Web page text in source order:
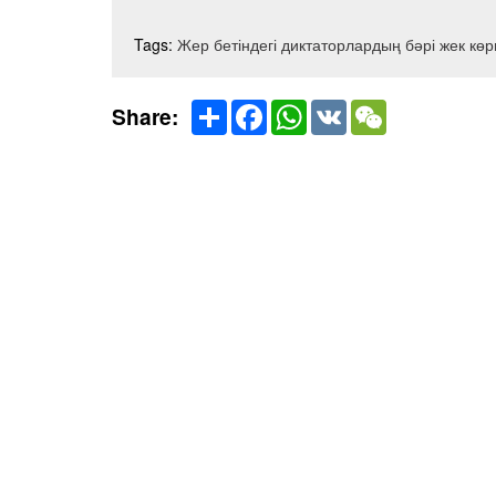
Tags: Жер бетіндегі диктаторлардың бәрі жек
Share: Share FacebookWhatsApp
VK WeChat